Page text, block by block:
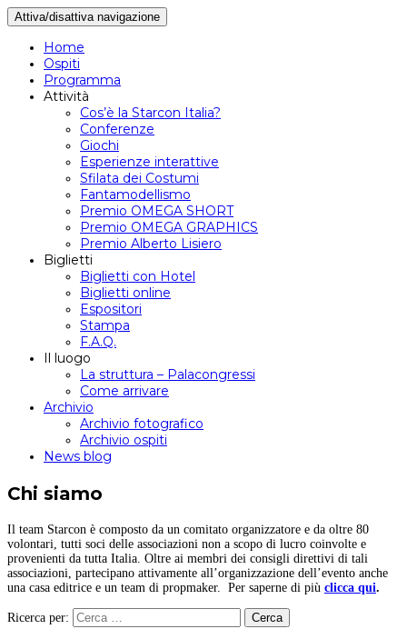
Attiva/disattiva navigazione
Home
Ospiti
Programma
Attività
Cos’è la Starcon Italia?
Conferenze
Giochi
Esperienze interattive
Sfilata dei Costumi
Fantamodellismo
Premio OMEGA SHORT
Premio OMEGA GRAPHICS
Premio Alberto Lisiero
Biglietti
Biglietti con Hotel
Biglietti online
Espositori
Stampa
F.A.Q.
Il luogo
La struttura – Palacongressi
Come arrivare
Archivio
Archivio fotografico
Archivio ospiti
News blog
Chi siamo
Il team Starcon è composto da un comitato organizzatore e da oltre 80
volontari, tutti soci delle associazioni non a scopo di lucro coinvolte e
provenienti da tutta Italia. Oltre ai membri dei consigli direttivi di tali
associazioni, partecipano attivamente all’organizzazione dell’evento anche
una casa editrice e un team di propmaker. Per saperne di più clicca qui.
Ricerca per: